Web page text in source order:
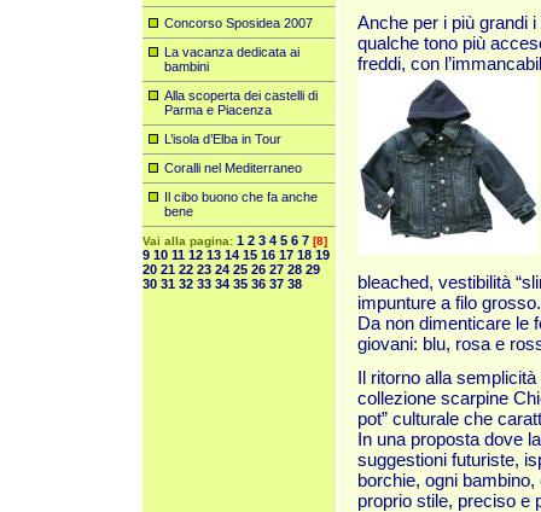
Concorso Sposidea 2007
La vacanza dedicata ai
bambini
Alla scoperta dei castelli di
Parma e Piacenza
L’isola d’Elba in Tour
Coralli nel Mediterraneo
Il cibo buono che fa anche
bene
Vai alla pagina: 1 2 3 4 5 6 7 [8]
9 10 11 12 13 14 15 16 17 18 19
20 21 22 23 24 25 26 27 28 29
30 31 32 33 34 35 36 37 38
Anche per i più grandi
qualche tono più
freddi, con
bleached, vestibilità
impunture a filo grosso.
Da non dimenticare le
giovani: blu, rosa e
Il ritorno alla
collezione scarpine
pot” culturale che
In una proposta dove
suggestioni futuriste,
borchie, ogni
proprio stile, preciso e